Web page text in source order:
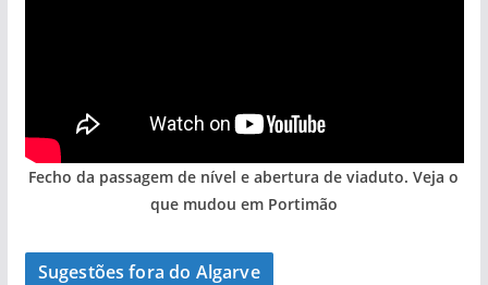
Fecho da passagem de nível e abertura de viaduto. Veja o
que mudou em Portimão
Sugestões fora do Algarve